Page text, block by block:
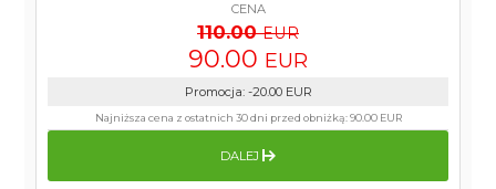
CENA
110.00 EUR
90.00 EUR
Promocja: -20.00 EUR
Najniższa cena z ostatnich 30 dni przed obniżką:90.00 EUR
DALEJ